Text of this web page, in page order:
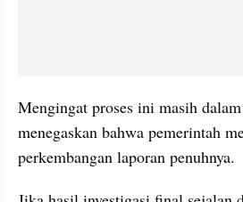
Mengingat proses ini masih
menegaskan bahwa pemerintah
perkembangan laporan penuhnya.